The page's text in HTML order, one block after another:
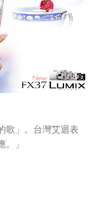
歌」。台灣艾迴表
」